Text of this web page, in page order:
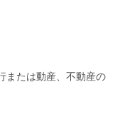
または動産、不動産の